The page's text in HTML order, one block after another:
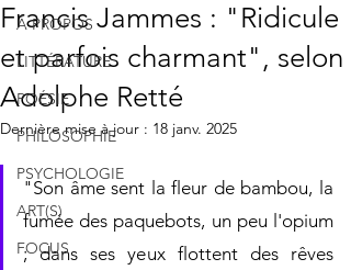
À PROPOS
LITTÉRATURE
POÉSIE
PHILOSOPHIE
PSYCHOLOGIE
ART(S)
FOCUS
Francis Jammes : "Ridicule
et parfois charmant", selon
Adolphe Retté
Dernière mise à jour : 18 janv. 2025
"Son âme sent la fleur de bambou, la
fumée des paquebots, un peu l'opium
; dans ses yeux flottent des rêves